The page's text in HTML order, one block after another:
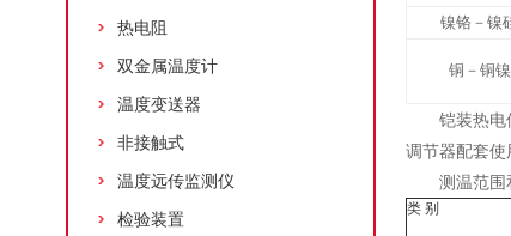
热电阻
双金属温度计
温度变送器
非接触式
温度远传监测仪
检验装置
镍铬－镍
铜－铜镍
铠装热
调节器配套
测温范围
类 别